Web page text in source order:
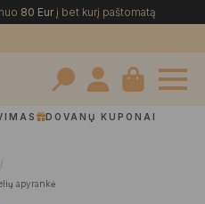
80 Eurį bet kurį paštomatą
Search
DOVANŲ KUPONAI
apyrankė